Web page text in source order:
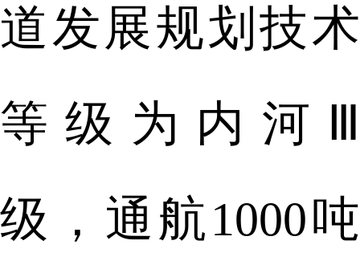
道发展规划技术
等级为内河Ⅲ
级，通航1000吨